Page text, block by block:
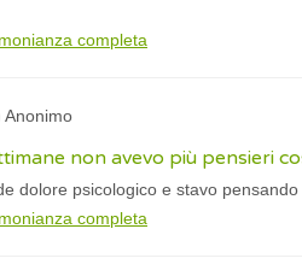
completa
Anonimo
non avevo più pensieri
dolore psicologico e stavo pensando
completa